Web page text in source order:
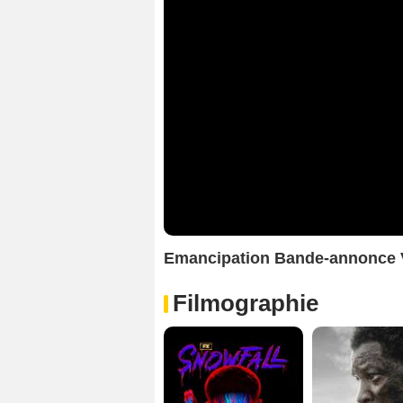
Emancipation Bande-annonce
Filmographie